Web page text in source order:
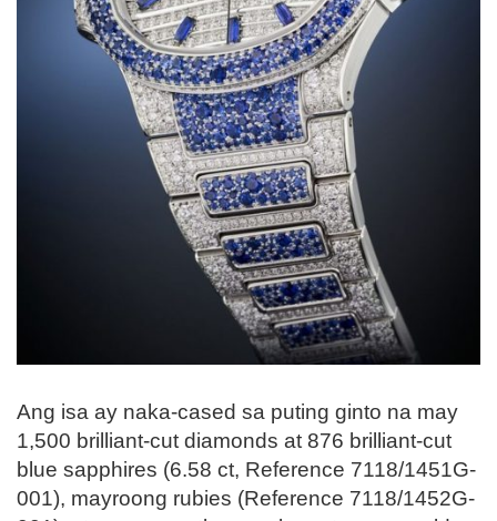
Ang isa ay naka-cased sa puting ginto na may
1,500 brilliant-cut diamonds at 876 brilliant-cut
blue sapphires (6.58 ct, Reference 7118/1451G-
001), mayroong rubies (Reference 7118/1452G-